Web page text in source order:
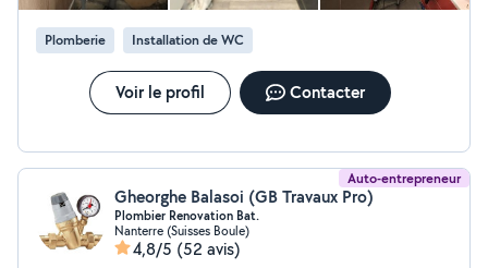
Plomberie Installation de WC
Voir le profil Contacter
Auto-entrepreneur
Gheorghe Balasoi (GB Travaux Pro)
Plombier Renovation Bat.
Nanterre (Suisses Boule)
4,8/5 (52 avis)